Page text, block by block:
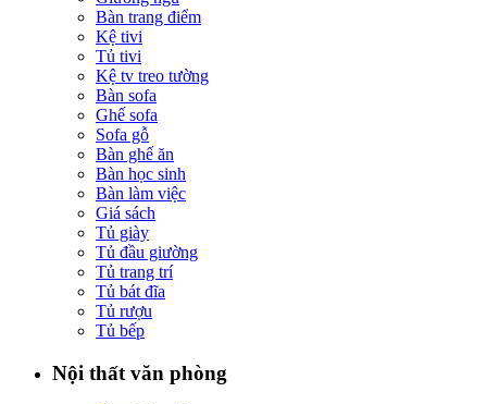
Bàn trang điểm
Kệ tivi
Tủ tivi
Kệ tv treo tường
Bàn sofa
Ghế sofa
Sofa gỗ
Bàn ghế ăn
Bàn học sinh
Bàn làm việc
Giá sách
Tủ giày
Tủ đầu giường
Tủ trang trí
Tủ bát đĩa
Tủ rượu
Tủ bếp
Nội thất văn phòng